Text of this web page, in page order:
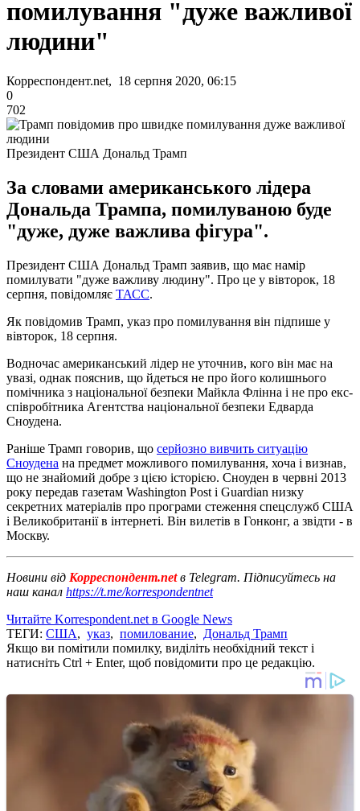
помилування "дуже важливої
людини"
Корреспондент.net, 18 серпня 2020, 06:15
0
702
Президент США Дональд Трамп
За словами американського лідера
Дональда Трампа, помилуваною буде
"дуже, дуже важлива фігура".
Президент США Дональд Трамп заявив, що має намір
помилувати "дуже важливу людину". Про це у вівторок, 18
серпня, повідомляє ТАСС.
Як повідомив Трамп, указ про помилування він підпише у
вівторок, 18 серпня.
Водночас американський лідер не уточнив, кого він має на
увазі, однак пояснив, що йдеться не про його колишнього
помічника з національної безпеки Майкла Флінна і не про екс-
співробітника Агентства національної безпеки Едварда
Сноудена.
Раніше Трамп говорив, що серйозно вивчить ситуацію
Сноудена на предмет можливого помилування, хоча і визнав,
що не знайомий добре з цією історією. Сноуден в червні 2013
року передав газетам Washington Post і Guardian низку
секретних матеріалів про програми стеження спецслужб США
і Великобританії в інтернеті. Він вилетів в Гонконг, а звідти - в
Москву.
Новини від Корреспондент.netв Telegram. Підписуйтесь на
наш канал https://t.me/korrespondentnet
Читайте Korrespondent.net в Google News
ТЕГИ: США, указ, помилование, Дональд Трамп
Якщо ви помітили помилку, виділіть необхідний текст і
натисніть Ctrl + Enter, щоб повідомити про це редакцію.